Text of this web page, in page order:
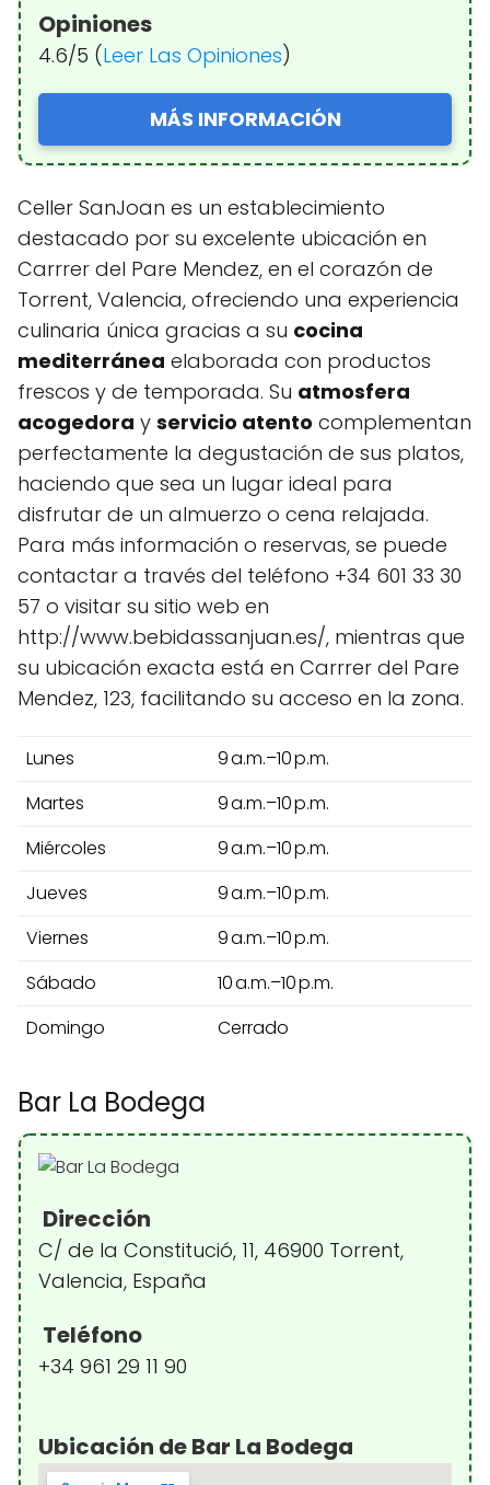
Opiniones
4.6/5 (Leer Las Opiniones)
MÁS INFORMACIÓN
Celler SanJoan es un establecimiento
destacado por su excelente ubicación en
Carrrer del Pare Mendez, en el corazón de
Torrent, Valencia, ofreciendo una experiencia
culinaria única gracias a su cocina
mediterránea elaborada con productos
frescos y de temporada. Su atmosfera
acogedora y servicio atento complementan
perfectamente la degustación de sus platos,
haciendo que sea un lugar ideal para
disfrutar de un almuerzo o cena relajada.
Para más información o reservas, se puede
contactar a través del teléfono +34 601 33 30
57 o visitar su sitio web en
http://www.bebidassanjuan.es/, mientras que
su ubicación exacta está en Carrrer del Pare
Mendez, 123, facilitando su acceso en la zona.
Lunes
9 a.m.–10 p.m.
Martes
9 a.m.–10 p.m.
Miércoles
9 a.m.–10 p.m.
Jueves
9 a.m.–10 p.m.
Viernes
9 a.m.–10 p.m.
Sábado
10 a.m.–10 p.m.
Domingo
Cerrado
Bar La Bodega
Dirección
C/ de la Constitució, 11, 46900 Torrent,
Valencia, España
Teléfono
+34 961 29 11 90
Ubicación de Bar La Bodega